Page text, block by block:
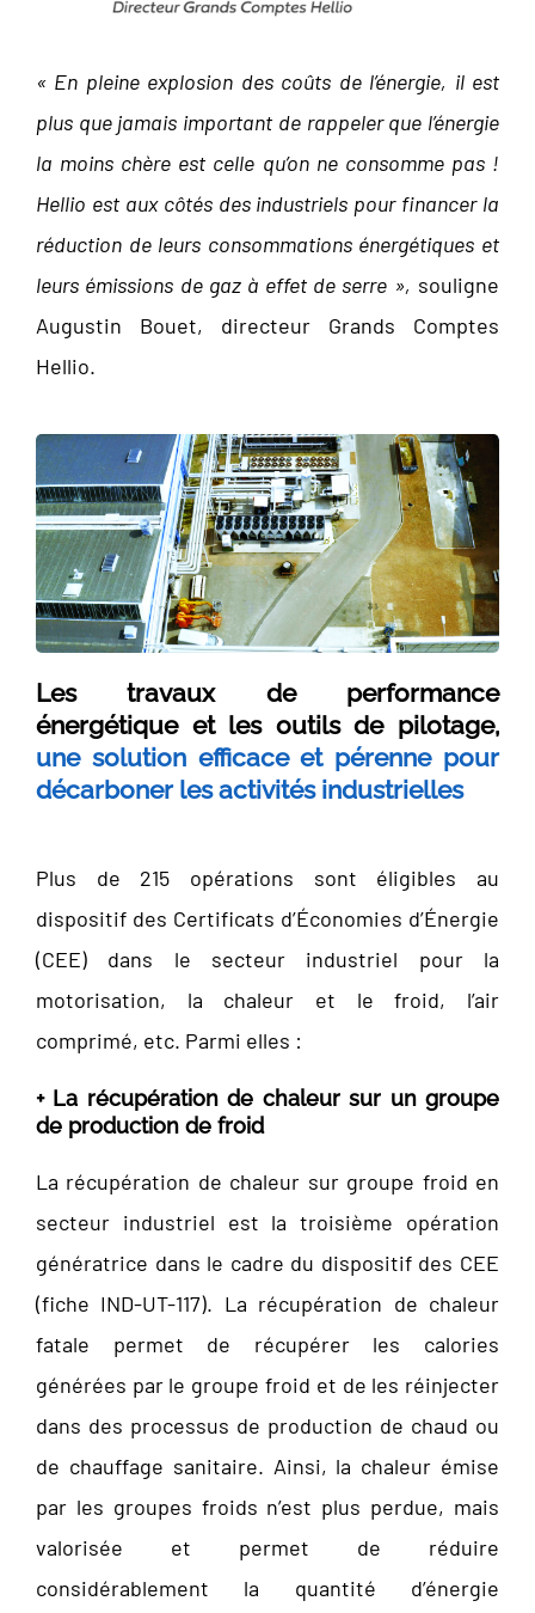
« En pleine explosion des coûts de l’énergie, il est
plus que jamais important de rappeler que l’énergie
la moins chère est celle qu’on ne consomme pas !
Hellio est aux côtés des industriels pour financer la
réduction de leurs consommations énergétiques et
leurs émissions de gaz à effet de serre », souligne
Augustin Bouet, directeur Grands Comptes
Hellio.
Les travaux de performance
énergétique et les outils de pilotage,
une solution efficace et pérenne pour
décarboner les activités industrielles
Plus de 215 opérations sont éligibles au
dispositif des Certificats d’Économies d’Énergie
(CEE) dans le secteur industriel pour la
motorisation, la chaleur et le froid, l’air
comprimé, etc. Parmi elles :
+ La récupération de chaleur sur un groupe
de production de froid
La récupération de chaleur sur groupe froid en
secteur industriel est la troisième opération
génératrice dans le cadre du dispositif des CEE
(fiche IND-UT-117). La récupération de chaleur
fatale permet de récupérer les calories
générées par le groupe froid et de les réinjecter
dans des processus de production de chaud ou
de chauffage sanitaire. Ainsi, la chaleur émise
par les groupes froids n’est plus perdue, mais
valorisée et permet de réduire
considérablement la quantité d’énergie